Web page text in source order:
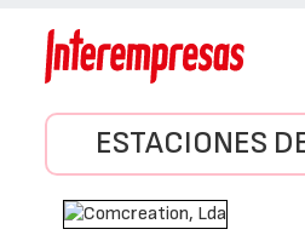
ESTACIONES